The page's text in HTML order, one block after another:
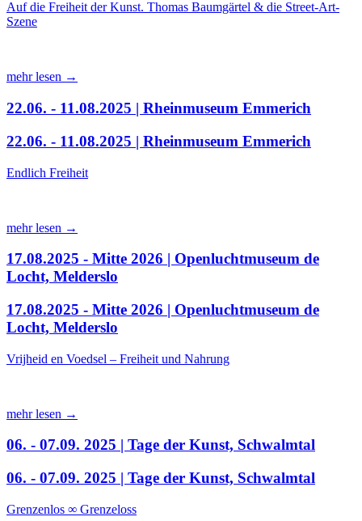
Auf die Freiheit der Kunst. Thomas Baumgärtel & die Street-Art-
Szene
mehr lesen →
22.06. - 11.08.2025 | Rheinmuseum Emmerich
22.06. - 11.08.2025 | Rheinmuseum Emmerich
Endlich Freiheit
mehr lesen →
17.08.2025 - Mitte 2026 | Openluchtmuseum de
Locht, Melderslo
17.08.2025 - Mitte 2026 | Openluchtmuseum de
Locht, Melderslo
Vrijheid en Voedsel – Freiheit und Nahrung
mehr lesen →
06. - 07.09. 2025 | Tage der Kunst, Schwalmtal
06. - 07.09. 2025 | Tage der Kunst, Schwalmtal
Grenzenlos ∞ Grenzeloss